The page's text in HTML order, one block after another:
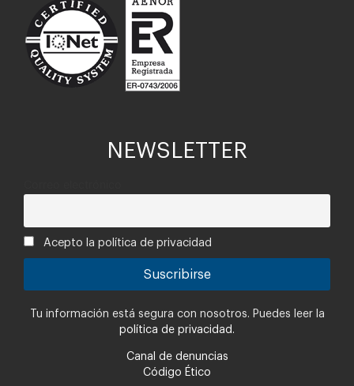
NEWSLETTER
Acepto la política de privacidad
Tu información está segura con nosotros. Puedes leer la
política de privacidad.
Canal de denuncias
Código Ético